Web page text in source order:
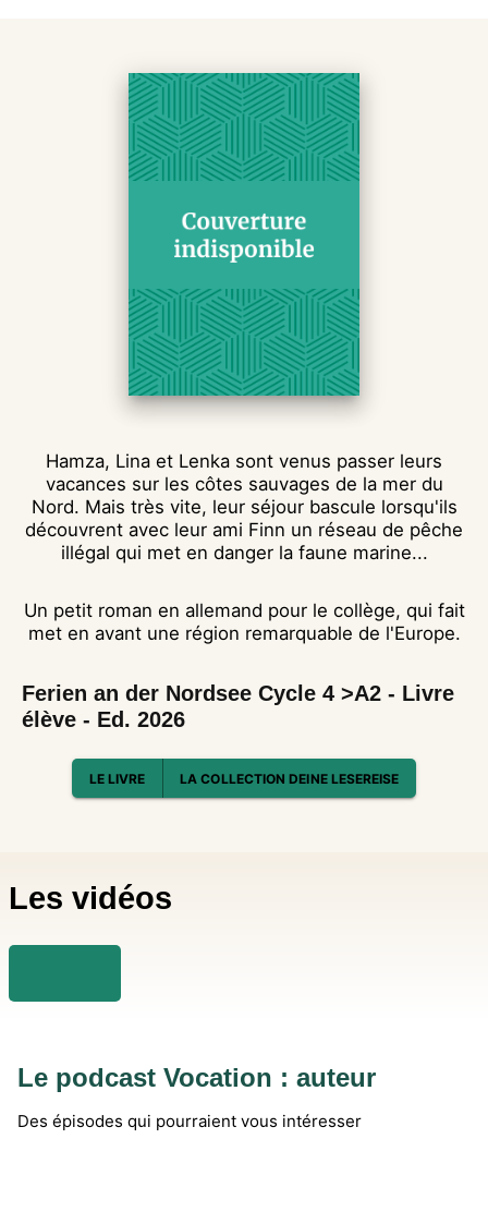
Hamza, Lina et Lenka sont venus passer leurs
vacances sur les côtes sauvages de la mer du
Nord. Mais très vite, leur séjour bascule lorsqu'ils
découvrent avec leur ami Finn un réseau de pêche
illégal qui met en danger la faune marine...
Un petit roman en allemand pour le collège, qui fait
met en avant une région remarquable de l'Europe.
Ferien an der Nordsee Cycle 4 >A2 - Livre
élève - Ed. 2026
LE LIVRE LA COLLECTION DEINE LESEREISE
Les vidéos
Le podcast Vocation : auteur
Des épisodes qui pourraient vous intéresser